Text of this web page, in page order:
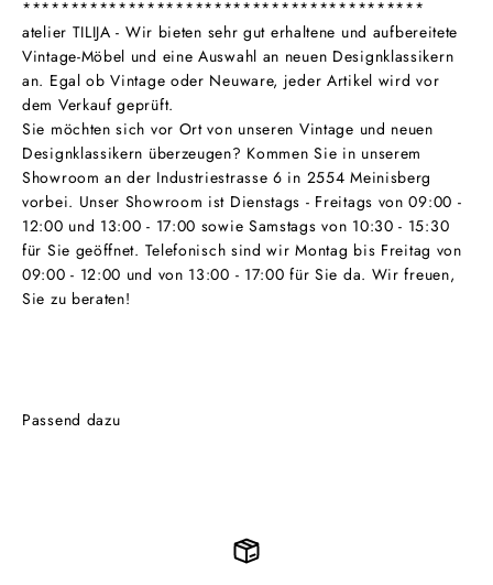
******************************************
atelier TILIJA - Wir bieten sehr gut erhaltene und aufbereitete
Vintage-Möbel und eine Auswahl an neuen Designklassikern
an. Egal ob Vintage oder Neuware, jeder Artikel wird vor
dem Verkauf geprüft.
Sie möchten sich vor Ort von unseren Vintage und neuen
Designklassikern überzeugen? Kommen Sie in unserem
Showroom an der Industriestrasse 6 in 2554 Meinisberg
vorbei. Unser Showroom ist Dienstags - Freitags von 09:00 -
12:00 und 13:00 - 17:00 sowie Samstags von 10:30 - 15:30
für Sie geöffnet. Telefonisch sind wir Montag bis Freitag von
09:00 - 12:00 und von 13:00 - 17:00 für Sie da. Wir freuen,
Sie zu beraten!